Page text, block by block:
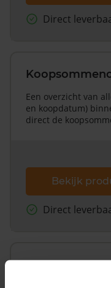
Direct
Een overzicht van
en koopdatum)
direct de
Bekijk
Direct